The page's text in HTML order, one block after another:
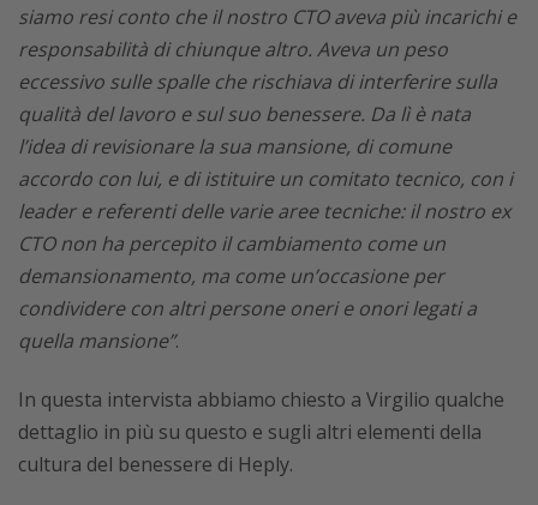
siamo resi conto che il nostro CTO aveva più incarichi e
responsabilità di chiunque altro. Aveva un peso
eccessivo sulle spalle che rischiava di interferire sulla
qualità del lavoro e sul suo benessere. Da lì è nata
l’idea di revisionare la sua mansione, di comune
accordo con lui, e di istituire un comitato tecnico, con i
leader e referenti delle varie aree tecniche: il nostro ex
CTO non ha percepito il cambiamento come un
demansionamento, ma come un’occasione per
condividere con altri persone oneri e onori legati a
quella mansione”.
In questa intervista abbiamo chiesto a Virgilio qualche
dettaglio in più su questo e sugli altri elementi della
cultura del benessere di Heply.